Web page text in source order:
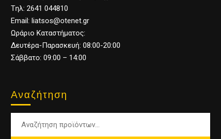
Tηλ: 2641 044810
Email: liatsos@otenet.gr
Ωράριο Καταστήματος:
Δευτέρα-Παρασκευή: 08:00-20:00
Σάββατο: 09:00 – 14:00
Αναζήτηση